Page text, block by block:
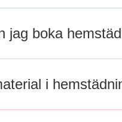
jag boka
i